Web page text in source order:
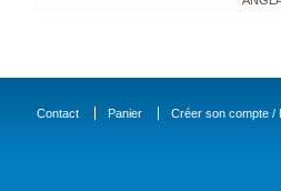
Contact Panier Créer son compte /